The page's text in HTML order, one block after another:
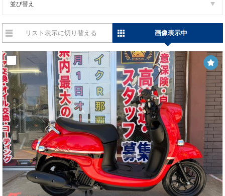
並び替え
リスト表示に切り替える 画像表示中